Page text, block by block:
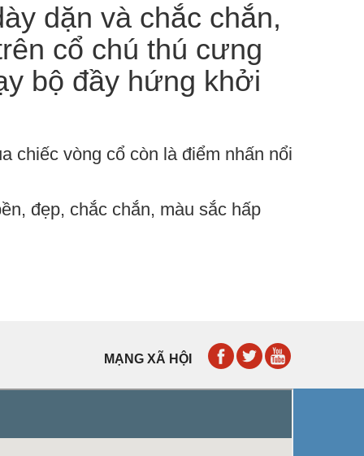
dặn và chắc chắn,
cổ chú thú cưng
bộ đầy hứng khởi
chiếc vòng cổ còn là điểm nhấn nổi
đẹp, chắc chắn, màu sắc hấp
MẠNG XÃ HỘI